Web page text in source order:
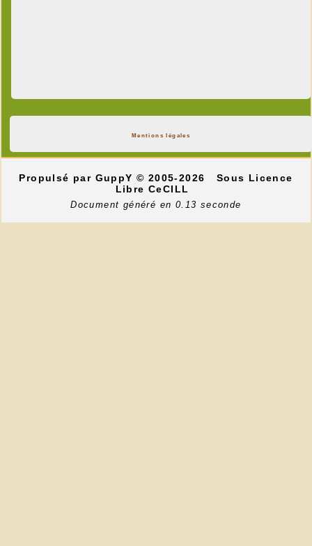
Mentions légales
Propulsé par GuppY© 2005-2026
Sous Licence
Libre CeCILL
Document généré en 0.13 seconde